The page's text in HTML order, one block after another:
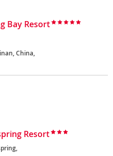
Bay Resort
China,
Resort